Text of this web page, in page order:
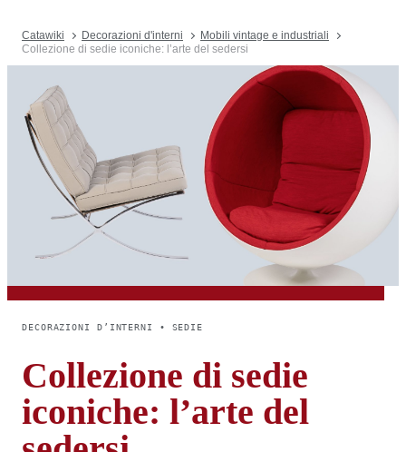
Catawiki Decorazioni d'interni
Mobili vintage e industriali
Collezione di sedie iconiche: l’arte del sedersi
DECORAZIONI D’INTERNI • SEDIE
Collezione di sedie
iconiche: l’arte del